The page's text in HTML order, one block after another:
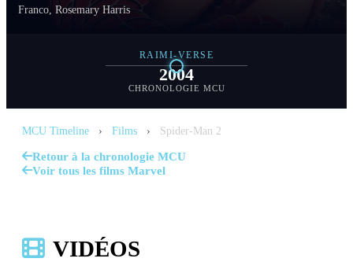
Franco, Rosemary Harris
RAIMI-VERSE
2004
CHRONOLOGIE MCU
MCU Timeline › Films › Spider-Man 2
Retour à la chronologie MCU
Voir tous les films Marvel
VIDÉOS